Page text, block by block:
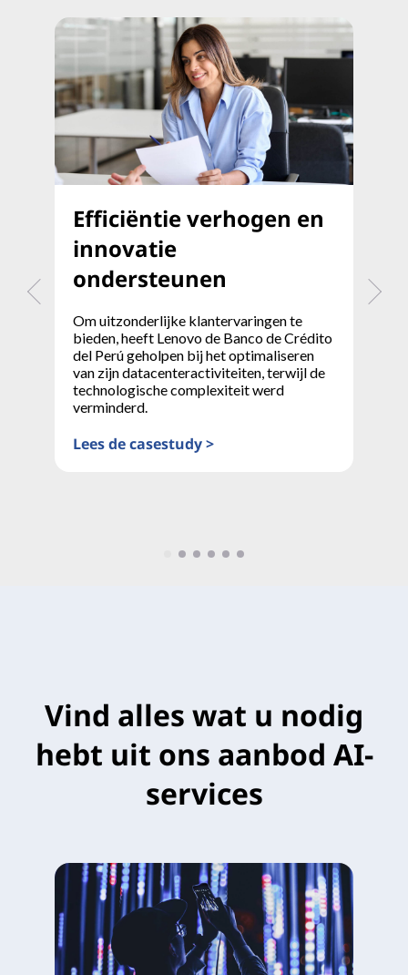
Efficiëntie verhogen en
innovatie
ondersteunen
Om uitzonderlijke klantervaringen te
bieden, heeft Lenovo de Banco de Crédito
del Perú geholpen bij het optimaliseren
van zijn datacenteractiviteiten, terwijl de
technologische complexiteit werd
verminderd.
Lees de casestudy >
Vind alles wat u nodig
hebt uit ons aanbod AI-
services